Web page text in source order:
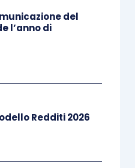
sostenuta per la
acquistata ed
nel primo
nel secondo
del
l’anno di
Redditi 2026